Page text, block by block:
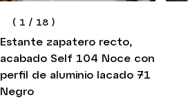
( 1 / 18 )
Estante zapatero recto,
acabado Self 104 Noce con
perfil de aluminio lacado 71
Negro